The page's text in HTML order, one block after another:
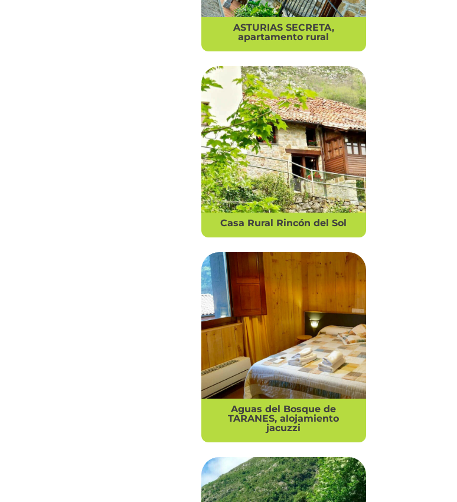
ASTURIAS SECRETA,
apartamento rural
Casa Rural Rincón del Sol
Aguas del Bosque de
TARANES, alojamiento
jacuzzi